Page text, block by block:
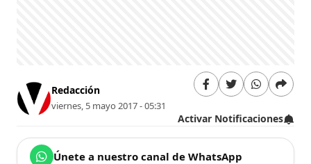
Redacción
viernes, 5 mayo 2017 - 05:31
Activar Notificaciones
Únete a nuestro canal de WhatsApp